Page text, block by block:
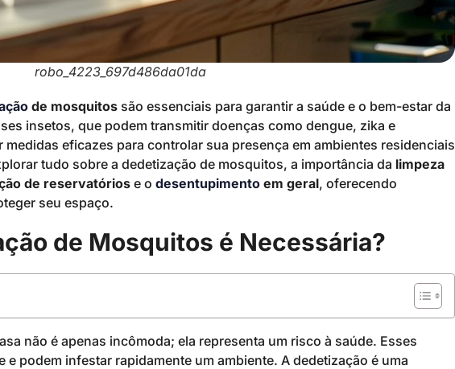
robo_4223_697d486da01da
de mosquitos são essenciais para garantir a saúde e o bem-estar da
insetos, que podem transmitir doenças como dengue, zika e
eficazes para controlar sua presença em ambientes residenciais
tudo sobre a dedetização de mosquitos, a importância da limpeza
de reservatórios e o desentupimento em geral, oferecendo
seu espaço.
de Mosquitos é Necessária?
não é apenas incômoda; ela representa um risco à saúde. Esses
podem infestar rapidamente um ambiente. A dedetização é uma